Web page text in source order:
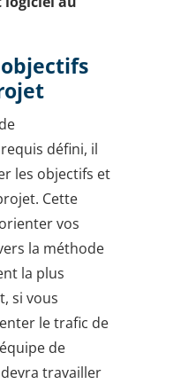
défini, il
les objectifs et
Cette
vos
la méthode
la plus
si vous
le trafic de
de
travailler